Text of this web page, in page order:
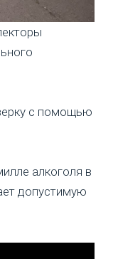
с помощью
алкоголя в
допустимую